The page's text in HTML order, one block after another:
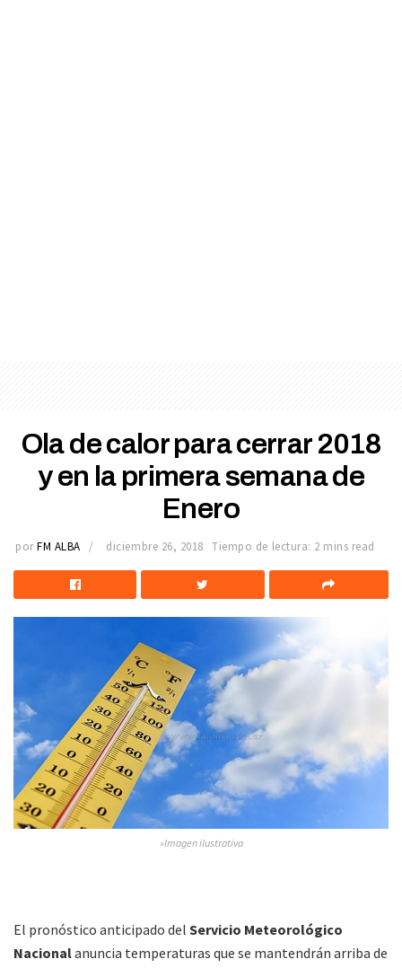
Ola de calor para cerrar 2018
y en la primera semana de
Enero
por FM ALBA diciembre 26, 2018 Tiempo de lectura: 2 mins read
»Imagen ilustrativa
El pronóstico anticipado del Servicio Meteorológico
Nacionalanuncia temperaturas que se mantendrán arriba de